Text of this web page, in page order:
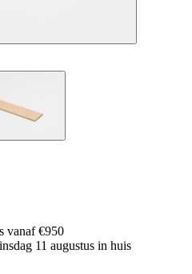
vanaf €950
11 augustus in huis